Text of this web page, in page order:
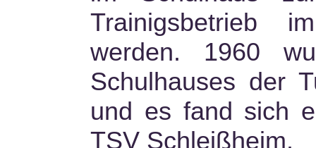
Trainigsbetrieb
werden. 1960
Schulhauses der
und es fand sich
TSV Schleißheim.